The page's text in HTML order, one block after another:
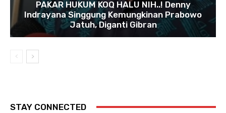
PAKAR HUKUM KOQ HALU NIH..! Denny
Indrayana Singgung Kemungkinan Prabowo
Jatuh, Diganti Gibran
STAY CONNECTED